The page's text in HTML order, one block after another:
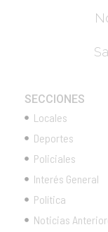
SECCIONES
Locales
Deportes
Policiales
Interés General
Política
Noticias